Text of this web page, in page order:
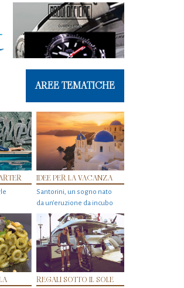
AREE TEMATICHE
IDEE PER LA VACANZA
Santorini, un sogno nato
da un’eruzione da incubo
REGALI SOTTO IL SOLE